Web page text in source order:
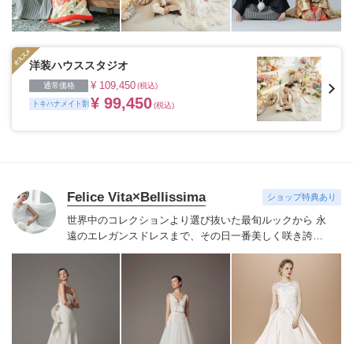
洋装ハウススタジオ
通常価格 ¥ 109,450(税込)
トキハナメイト割 ¥ 99,450(税込)
Felice Vita×Bellissima ショップ特典あり
世界中のコレクションより選び抜いた最旬ルックから 永
遠のエレガンスドレスまで、その日一番美しく咲き誇る
花嫁にふさわしいドレスをご紹介いたします。Felice
Vita×Bellissimaならではのこだわりのセレクトで、本物
志向の花嫁が納得するドレスをお届けし、手の届く贅沢
=ワンランク上の花嫁を演出致します。